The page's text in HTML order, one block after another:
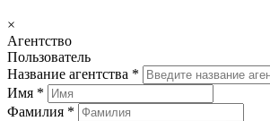
×
Агентство
Пользователь
Название агентства *
Имя *
Фамилия *